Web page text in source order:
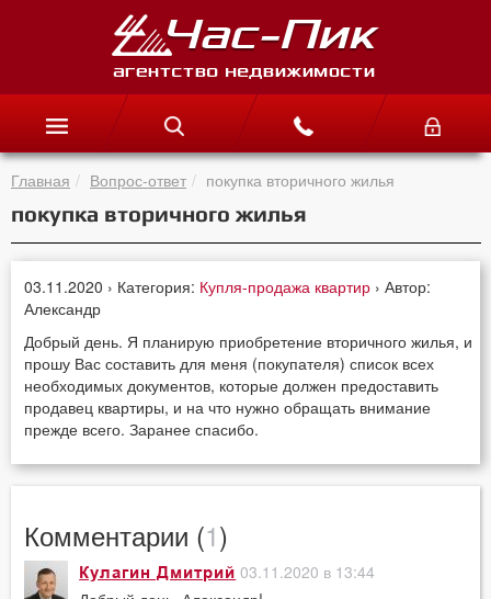
Главная Вопрос-ответ покупка вторичного жилья
покупка вторичного жилья
03.11.2020 › Категория: Купля-продажа квартир › Автор:
Александр
Добрый день. Я планирую приобретение вторичного жилья, и
прошу Вас составить для меня (покупателя) список всех
необходимых документов, которые должен предоставить
продавец квартиры, и на что нужно обращать внимание
прежде всего. Заранее спасибо.
Комментарии (1)
Кулагин Дмитрий 03.11.2020 в 13:44